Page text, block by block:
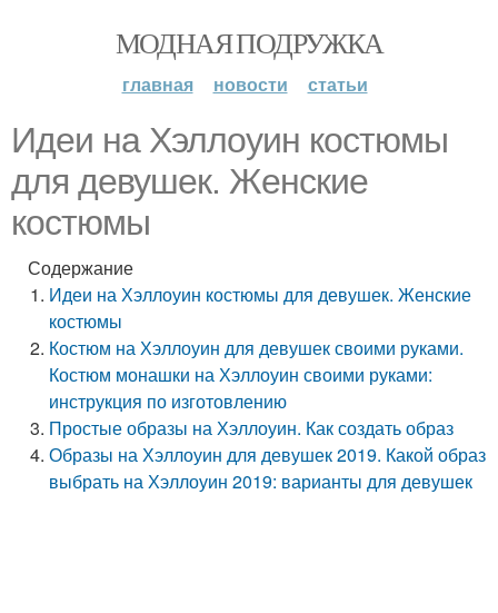
МОДНАЯ ПОДРУЖКА
главная новости статьи
Идеи на Хэллоуин костюмы
для девушек. Женские
костюмы
Содержание
Идеи на Хэллоуин костюмы для девушек. Женские
костюмы
Костюм на Хэллоуин для девушек своими руками.
Костюм монашки на Хэллоуин своими руками:
инструкция по изготовлению
Простые образы на Хэллоуин. Как создать образ
Образы на Хэллоуин для девушек 2019. Какой образ
выбрать на Хэллоуин 2019: варианты для девушек